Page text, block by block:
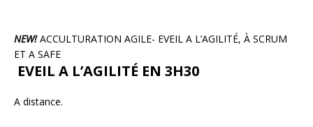
NEW!ACCULTURATION AGILE- EVEIL A L’AGILITÉ, À SCRUM
ET A SAFE
EVEIL A L’AGILITÉ EN 3H30
A distance.